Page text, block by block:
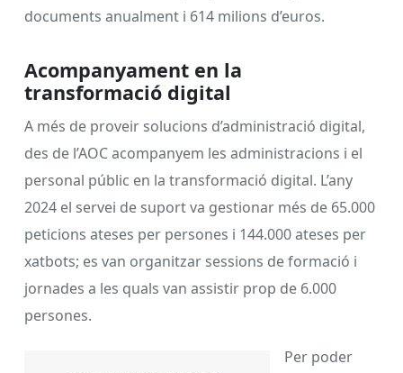
documents anualment i 614 milions d’euros.
Acompanyament en la
transformació digital
A més de proveir solucions d’administració digital,
des de l’AOC acompanyem les administracions i el
personal públic en la transformació digital. L’any
2024 el servei de suport va gestionar més de 65.000
peticions ateses per persones i 144.000 ateses per
xatbots; es van organitzar sessions de formació i
jornades a les quals van assistir prop de 6.000
persones.
Per poder